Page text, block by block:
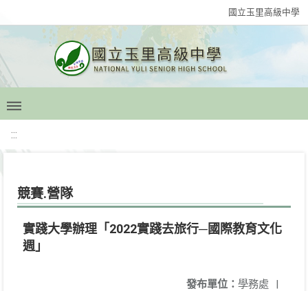
國立玉里高級中學
:::
競賽.營隊
實踐大學辦理「2022實踐去旅行─國際教育文化
週」
發布單位： 學務處 |